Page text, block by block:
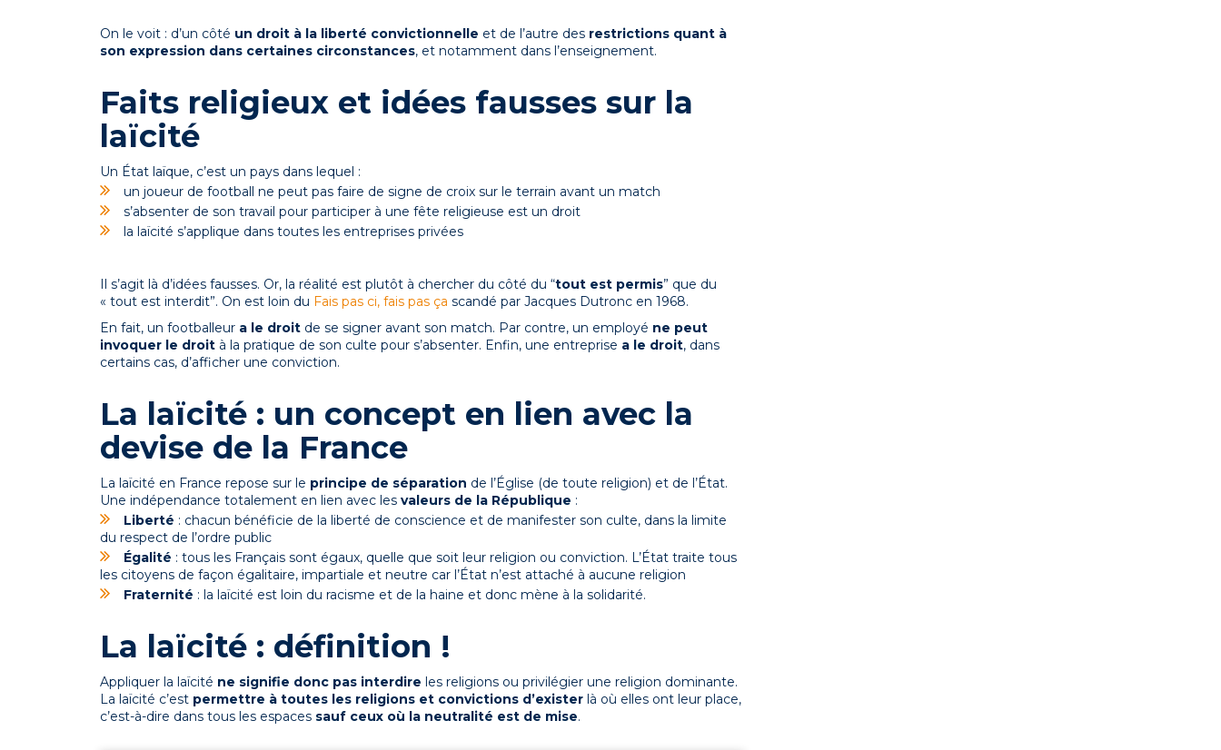
On le voit : d’un côté un droit à la liberté convictionnelle et de l’autre des restrictions quant à
son expression dans certaines circonstances, et notamment dans l’enseignement.
Faits religieux et idées fausses sur la
laïcité
Un État laïque, c’est un pays dans lequel :
un joueur de football ne peut pas faire de signe de croix sur le terrain avant un match
s’absenter de son travail pour participer à une fête religieuse est un droit
la laïcité s’applique dans toutes les entreprises privées
Il s’agit là d’idées fausses. Or, la réalité est plutôt à chercher du côté du “tout est permis” que du
« tout est interdit”. On est loin du Fais pas ci, fais pas ça scandé par Jacques Dutronc en 1968.
En fait, un footballeur a le droit de se signer avant son match. Par contre, un employé ne peut
invoquer le droit à la pratique de son culte pour s’absenter. Enfin, une entreprise a le droit, dans
certains cas, d’afficher une conviction.
La laïcité : un concept en lien avec la
devise de la France
La laïcité en France repose sur le principe de séparation de l’Église (de toute religion) et de l’État.
Une indépendance totalement en lien avec les valeurs de la République :
Liberté : chacun bénéficie de la liberté de conscience et de manifester son culte, dans la limite
du respect de l’ordre public
Égalité : tous les Français sont égaux, quelle que soit leur religion ou conviction. L’État traite tous
les citoyens de façon égalitaire, impartiale et neutre car l’État n’est attaché à aucune religion
Fraternité : la laïcité est loin du racisme et de la haine et donc mène à la solidarité.
La laïcité : définition !
Appliquer la laïcité ne signifie donc pas interdire les religions ou privilégier une religion dominante.
La laïcité c’est permettre à toutes les religions et convictions d’exister là où elles ont leur place,
c’est-à-dire dans tous les espaces sauf ceux où la neutralité est de mise.